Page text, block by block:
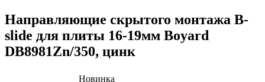
Направляющие скрытого монтажа B-
slide для плиты 16-19мм Boyard
DB8981Zn/350, цинк
Новинка